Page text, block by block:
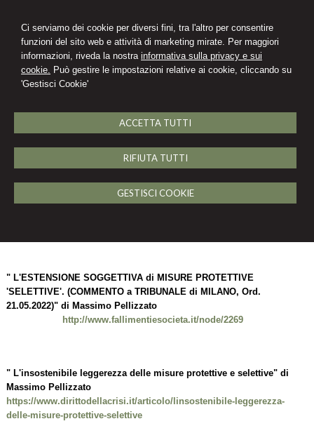
Ci serviamo dei cookie per diversi fini, tra l'altro per consentire
funzioni del sito web e attività di marketing mirate. Per maggiori
informazioni, riveda la nostra informativa sulla privacy e sui
cookie. Può gestire le impostazioni relative ai cookie, cliccando su
'Gestisci Cookie'
ACCETTA TUTTI
RIFIUTA TUTTI
GESTISCI COOKIE
MENU
Articoli / Note a sentenza
GIUDIZIO DI RISARCIMENTO DEL DANNO – Responsabilità per
inadempimento dell'attestatore nel concordato preventivo - Postilla
" L'ESTENSIONE SOGGETTIVA di MISURE PROTETTIVE
'SELETTIVE'. (COMMENTO a TRIBUNALE di MILANO, Ord.
21.05.2022)" di Massimo Pellizzato
http://www.fallimentiesocieta.it/node/2269
" L'insostenibile leggerezza delle misure protettive e selettive" di
Massimo Pellizzato
https://www.dirittodellacrisi.it/articolo/linsostenibile-leggerezza-
delle-misure-protettive-selettive